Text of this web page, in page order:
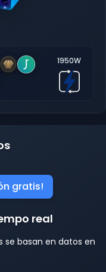
1950W
gratis!
real
se basan en datos en